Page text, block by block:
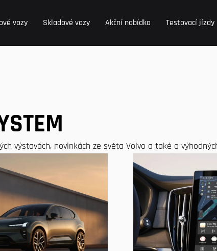
vozy Skladové vozy Akční nabídka Testovací jízdy
výstavách, novinkách ze světa Volvo a také o